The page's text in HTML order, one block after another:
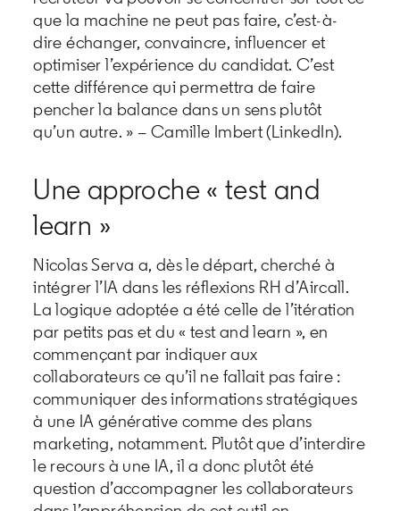
que la machine ne peut pas faire, c’est-à-
dire échanger, convaincre, influencer et
optimiser l’expérience du candidat. C’est
cette différence qui permettra de faire
pencher la balance dans un sens plutôt
qu’un autre. » – Camille Imbert (LinkedIn).
Une approche « test and
learn »
Nicolas Serva a, dès le départ, cherché à
intégrer l’IA dans les réflexions RH d’Aircall.
La logique adoptée a été celle de l’itération
par petits pas et du « test and learn », en
commençant par indiquer aux
collaborateurs ce qu’il ne fallait pas faire :
communiquer des informations stratégiques
à une IA générative comme des plans
marketing, notamment. Plutôt que d’interdire
le recours à une IA, il a donc plutôt été
question d’accompagner les collaborateurs